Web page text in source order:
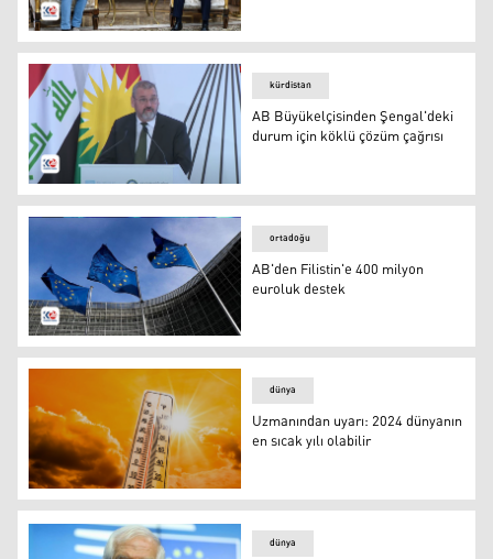
Başbakan Barzani, AB İlişkileri Ofisi Başkanı Beug'u
Avrupa Birliği'nin (AB) Irak Büyükelçisi Thomas Zeiler
kürdistan
AB Büyükelçisinden Şengal'deki
durum için köklü çözüm çağrısı
AB'den Filistin'e 400 milyon euroluk destek
ortadoğu
AB'den Filistin'e 400 milyon
euroluk destek
Uzmanından uyarı: 2024 dünyanın en sıcak yılı olabilir
dünya
Uzmanından uyarı: 2024 dünyanın
en sıcak yılı olabilir
dünya